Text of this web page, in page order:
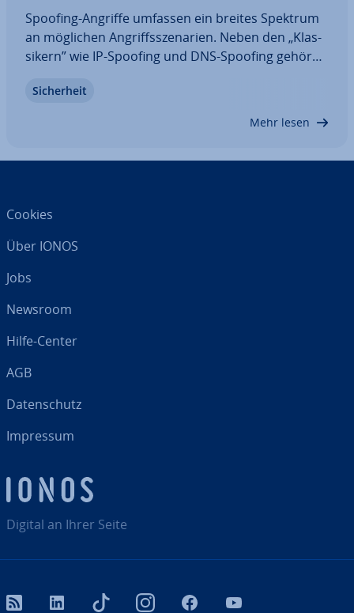
Spoofing-Angriffe umfassen ein breites Spektrum
an möglichen An­griffs­sze­na­ri­en. Neben den „Klas­
si­kern” wie IP-Spoofing und DNS-Spoofing gehören
Angriffe. Wie Spoofing-Angriffe funk­tio­nie­ren und
Si­cher­heit
Mehr lesen
Digital an Ihrer Seite
Cookies
Über IONOS
Jobs
Newsroom
Hilfe-Center
AGB
Da­ten­schutz
Impressum
RSS LinkedIn tiktok InstagramFacebook